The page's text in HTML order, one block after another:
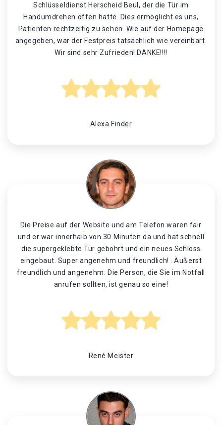
Schlüsseldienst Herscheid Beul, der die Tür im
Handumdrehen offen hatte. Dies ermöglicht es uns,
Patienten rechtzeitig zu sehen. Wie auf der Homepage
angegeben, war der Festpreis tatsächlich wie vereinbart.
Wir sind sehr Zufrieden! DANKE!!!!
Alexa Finder
Die Preise auf der Website und am Telefon waren fair
und er war innerhalb von 30 Minuten da und hat schnell
die supergeklebte Tür gebohrt und ein neues Schloss
eingebaut. Super angenehm und freundlich! . Äußerst
freundlich und angenehm. Die Person, die Sie im Notfall
anrufen sollten, ist genau so eine!
René Meister